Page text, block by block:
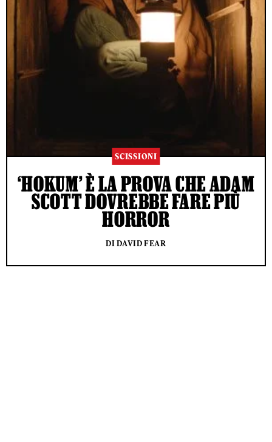
SCISSIONI
‘HOKUM’ È LA PROVA CHE ADAM
SCOTT DOVREBBE FARE PIÙ
HORROR
DI DAVID FEAR